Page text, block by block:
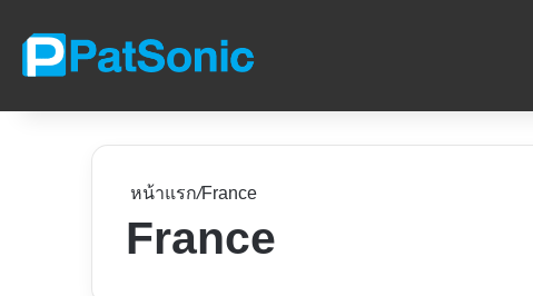
หน้าแรก/France
France